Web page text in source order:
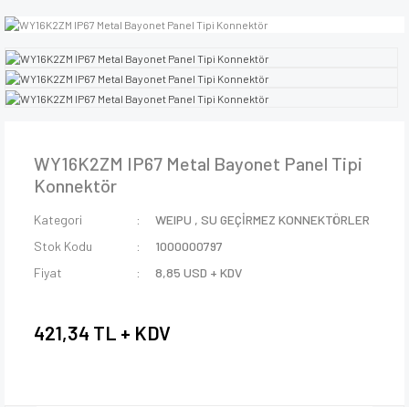
WY16K2ZM IP67 Metal Bayonet Panel Tipi
Konnektör
Kategori WEIPU ,SU GEÇİRMEZ KONNEKTÖRLER
Stok Kodu
1000000797
Fiyat
8,85 USD + KDV
421,34 TL + KDV